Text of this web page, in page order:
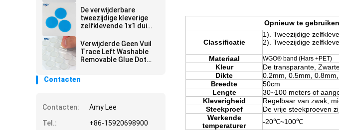
22mm Geen Residu
De verwijderbare
tweezijdige kleverige
zelfklevende 1x1 duim
Geen Trace Left
Verwijderde Geen Vuil
Trace Left Washable
Removable Glue Dot
Contacten
Contacten:
Amy Lee
Tel.:
+86-15920698900
Opnieuw te
Classificatie
1). Tweezijdige
2). Tweezijdige
Materiaal WGO® band (Hars +PET)
Kleur
De transparante,
Dikte
0.2mm, 0.5mm,
Breedte
50cm
Lengte
30~100 meters of
Kleverigheid
Regelbaar van zwak,
Steekproef
De vrije steekproeven
Werkende
temperaturer
-20℃~100℃